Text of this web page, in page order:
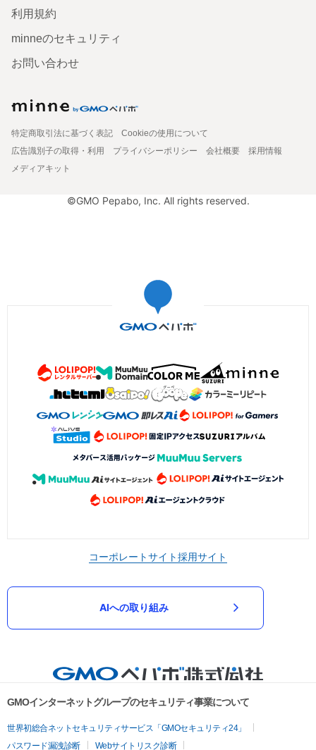
利用規約
minneのセキュリティ
お問い合わせ
特定商取引法に基づく表記
Cookieの使用について
広告識別子の取得・利用
プライバシーポリシー 会社概要
採用情報
メディアキット
©GMO Pepabo, Inc. All rights reserved.
コーポレートサイト採用サイト
AIへの取り組み
GMOインターネットグループのセキュリティ事業について
世界初総合ネットセキュリティサービス「GMOセキュリティ24」
パスワード漏洩診断
Webサイトリスク診断